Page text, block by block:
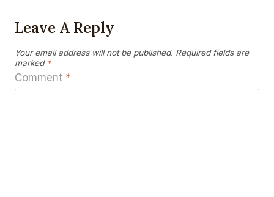
Leave A Reply
Your email address will not be published. Required fields are
marked *
Comment *